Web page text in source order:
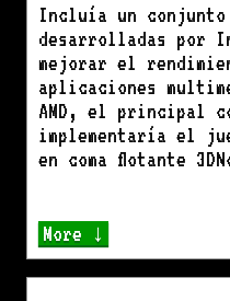
Incluía un
desarrolladas por
mejorar el
aplicaciones
AMD, el principal
implementaría el
en coma flotante
More ↓